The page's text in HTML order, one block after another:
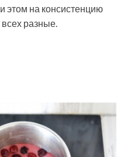
этом на консистенцию
разные.